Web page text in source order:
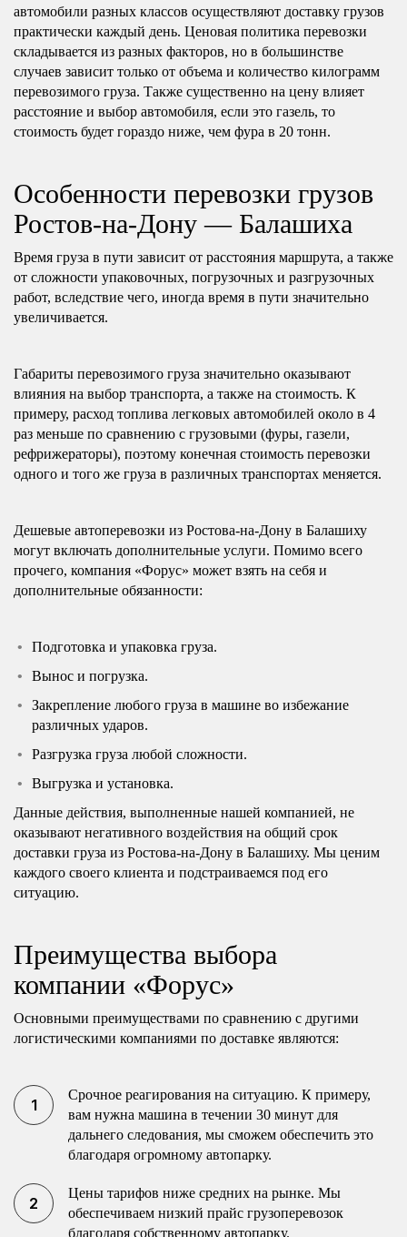
автомобили разных классов осуществляют доставку грузов
практически каждый день. Ценовая политика перевозки
складывается из разных факторов, но в большинстве
случаев зависит только от объема и количество килограмм
перевозимого груза. Также существенно на цену влияет
расстояние и выбор автомобиля, если это газель, то
стоимость будет гораздо ниже, чем фура в 20 тонн.
Особенности перевозки грузов
Ростов-на-Дону — Балашиха
Время груза в пути зависит от расстояния маршрута, а также
от сложности упаковочных, погрузочных и разгрузочных
работ, вследствие чего, иногда время в пути значительно
увеличивается.
Габариты перевозимого груза значительно оказывают
влияния на выбор транспорта, а также на стоимость. К
примеру, расход топлива легковых автомобилей около в 4
раз меньше по сравнению с грузовыми (фуры, газели,
рефрижераторы), поэтому конечная стоимость перевозки
одного и того же груза в различных транспортах меняется.
Дешевые автоперевозки из Ростова-на-Дону в Балашиху
могут включать дополнительные услуги. Помимо всего
прочего, компания «Форус» может взять на себя и
дополнительные обязанности:
Подготовка и упаковка груза.
Вынос и погрузка.
Закрепление любого груза в машине во избежание
различных ударов.
Разгрузка груза любой сложности.
Выгрузка и установка.
Данные действия, выполненные нашей компанией, не
оказывают негативного воздействия на общий срок
доставки груза из Ростова-на-Дону в Балашиху. Мы ценим
каждого своего клиента и подстраиваемся под его
ситуацию.
Преимущества выбора
компании «Форус»
Основными преимуществами по сравнению с другими
логистическими компаниями по доставке являются:
Срочное реагирования на ситуацию. К примеру,
вам нужна машина в течении 30 минут для
дальнего следования, мы сможем обеспечить это
благодаря огромному автопарку.
Цены тарифов ниже средних на рынке. Мы
обеспечиваем низкий прайс грузоперевозок
благодаря собственному автопарку.